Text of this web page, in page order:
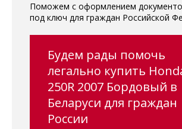
Поможем с оформлением
под ключ для граждан Российской
Будем рады помочь
легально купить
250R 2007 Бордовый в
Беларуси для граждан
России